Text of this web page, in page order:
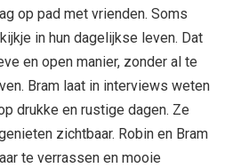
op pad met vrienden. Soms
in hun dagelijkse leven. Dat
en open manier, zonder al te
Bram laat in interviews weten
drukke en rustige dagen. Ze
zichtbaar. Robin en Bram
te verrassen en mooie